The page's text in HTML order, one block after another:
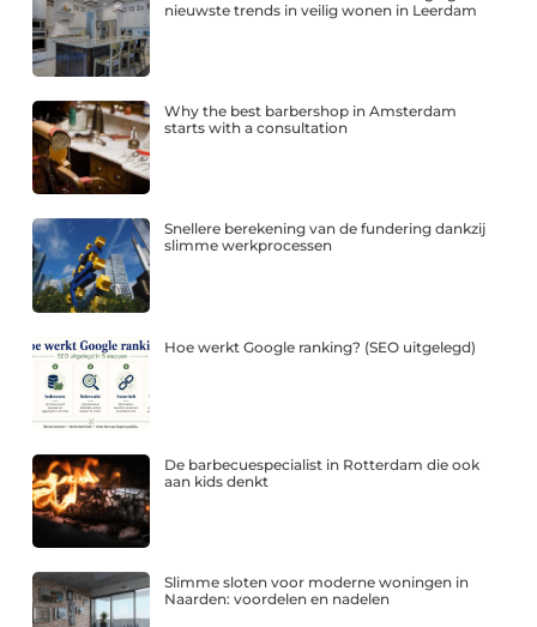
nieuwste trends in veilig wonen in Leerdam
Why the best barbershop in Amsterdam
starts with a consultation
Snellere berekening van de fundering dankzij
slimme werkprocessen
Hoe werkt Google ranking? (SEO uitgelegd)
De barbecuespecialist in Rotterdam die ook
aan kids denkt
Slimme sloten voor moderne woningen in
Naarden: voordelen en nadelen